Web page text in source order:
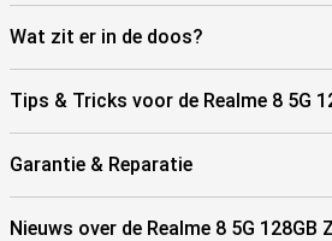
Wat zit er in de doos?
Tips & Tricks voor de Realme 8 5G
Garantie & Reparatie
Nieuws over de Realme 8 5G 128GB